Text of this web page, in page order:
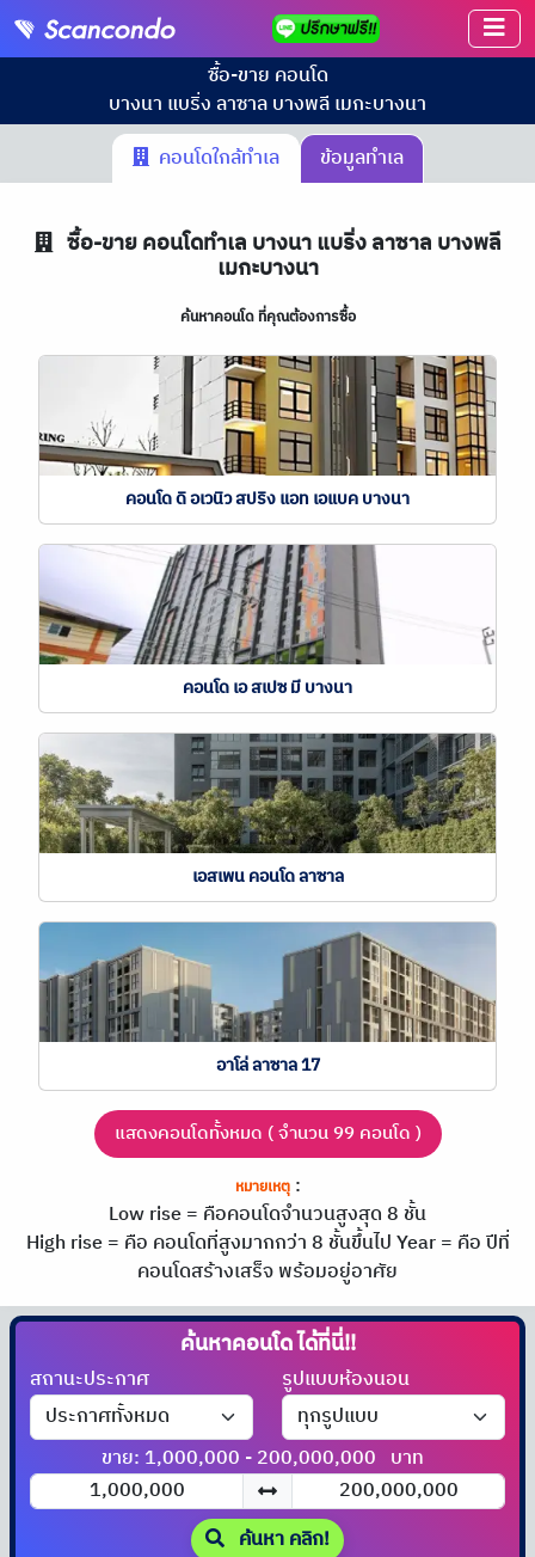
ซื้อ-ขาย คอนโด
บางนา แบริ่ง ลาซาล บางพลี เมกะบางนา
คอนโดใกล้ทำเล
ข้อมูลทำเล
ซื้อ-ขาย คอนโดทำเล บางนา แบริ่ง ลาซาล บางพลี
เมกะบางนา
ค้นหาคอนโด ที่คุณต้องการซื้อ
คอนโด ดิ อเวนิว สปริง แอท เอแบค บางนา
คอนโด เอ สเปซ มี บางนา
เอสเพน คอนโด ลาซาล
อาโล่ ลาซาล 17
แสดงคอนโดทั้งหมด ( จำนวน 99 คอนโด )
หมายเหตุ:
Low rise = คือคอนโดจำนวนสูงสุด 8 ชั้น
High rise = คือ คอนโดที่สูงมากกว่า 8 ชั้นขึ้นไปYear = คือ ปีที่
คอนโดสร้างเสร็จ พร้อมอยู่อาศัย
ค้นหาคอนโดได้ที่นี่!!
สถานะประกาศ รูปแบบห้องนอน
ขาย: 1,000,000 - 200,000,000 บาท
ค้นหา คลิก!